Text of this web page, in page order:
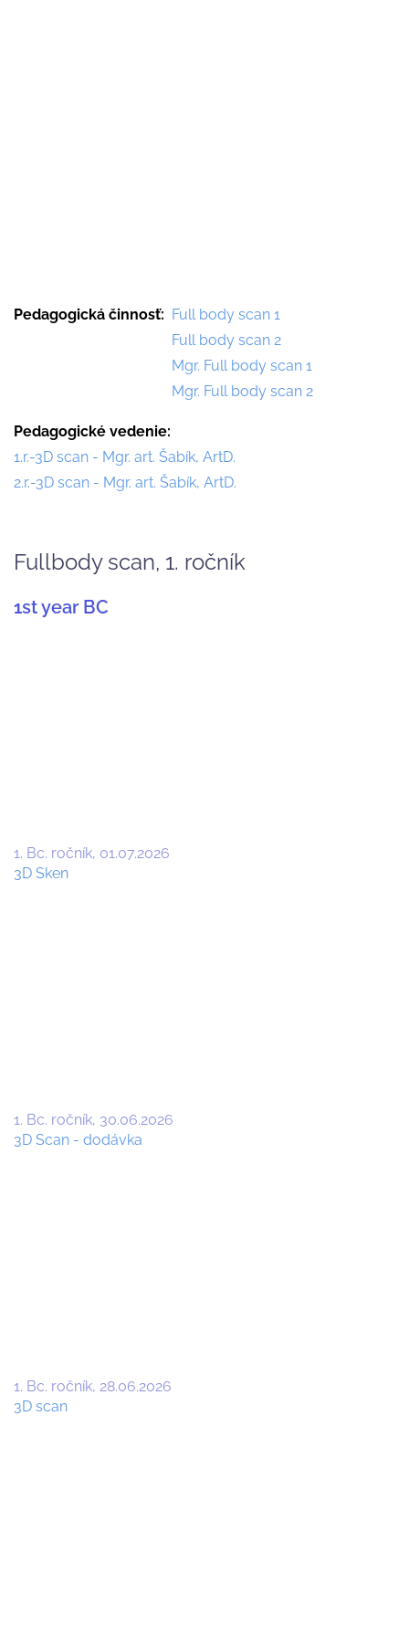
Pedagogická činnosť
Full body scan 1
Full body scan 2
Mgr. Full body scan 1
Mgr. Full body scan 2
Pedagogické vedenie
1.r.-3D scan - Mgr. art. Šabík, ArtD.
2.r.-3D scan - Mgr. art. Šabík, ArtD.
Fullbody scan, 1. ročník
1st year BC
1. Bc. ročník 01.07.2026
3D Sken
1. Bc. ročník 30.06.2026
3D Scan - dodávka
1. Bc. ročník 28.06.2026
3D scan